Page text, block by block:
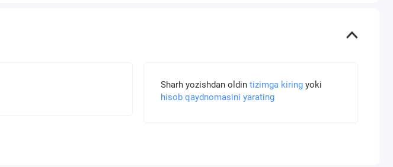
Sharh yozishdan oldin tizimga kiring yoki
hisob qaydnomasini yarating